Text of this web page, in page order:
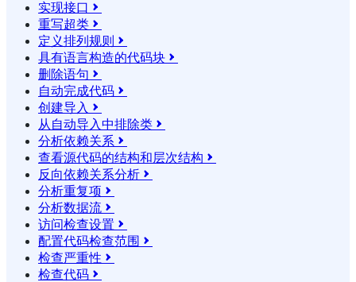
实现接口 
重写超类 
定义排列规则 
具有语言构造的代码块 
删除语句 
自动完成代码 
创建导入 
从自动导入中排除类 
分析依赖关系 
查看源代码的结构和层次结构 
反向依赖关系分析 
分析重复项 
分析数据流 
访问检查设置 
配置代码检查范围 
检查严重性 
检查代码 